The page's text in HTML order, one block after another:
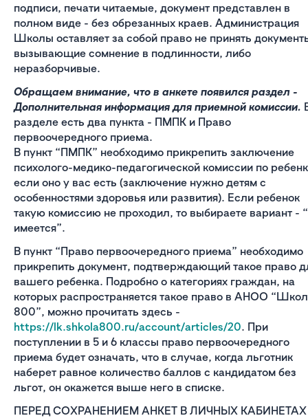
подписи, печати читаемые, документ представлен в
полном виде - без обрезанных краев. Администрация
Школы оставляет за собой право не принять
вызывающие сомнение в подлинности, либо
неразборчивые.
Обращаем внимание, что в анкете появился раздел -
Дополнительная информация для приемной комиссии.
разделе есть два пункта - ПМПК и Право
первоочередного приема.
В пункт “ПМПК” необходимо прикрепить заключение
психолого-медико-педагогической комиссии по
если оно у вас есть (заключение нужно детям с
особенностями здоровья или развития). Если ребенок
такую комиссию не проходил, то выбираете вариант -
имеется”.
В пункт “Право первоочередного приема” необходимо
прикрепить документ, подтверждающий такое право
вашего ребенка. Подробно о категориях граждан, на
которых распространяется такое право в АНОО
800”, можно прочитать здесь -
https://lk.shkola800.ru/account/articles/20. При
поступлении в 5 и 6 классы право первоочередного
приема будет означать, что в случае, когда льготник
наберет равное количество баллов с кандидатом без
льгот, он окажется выше него в списке.
ПЕРЕД СОХРАНЕНИЕМ АНКЕТ В ЛИЧНЫХ КАБИНЕТАХ